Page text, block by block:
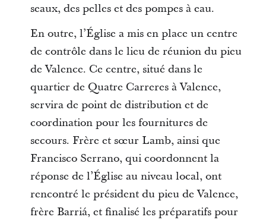
seaux, des pelles et des pompes à eau.
En outre, l’Église a mis en place un centre
de contrôle dans le lieu de réunion du pieu
de Valence. Ce centre, situé dans le
quartier de Quatre Carreres à Valence,
servira de point de distribution et de
coordination pour les fournitures de
secours. Frère et sœur Lamb, ainsi que
Francisco Serrano, qui coordonnent la
réponse de l’Église au niveau local, ont
rencontré le président du pieu de Valence,
frère Barriá, et finalisé les préparatifs pour